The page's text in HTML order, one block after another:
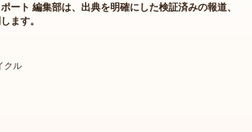
ート 編集部は、出典を明確にした検証済みの報道、
ます。
クル